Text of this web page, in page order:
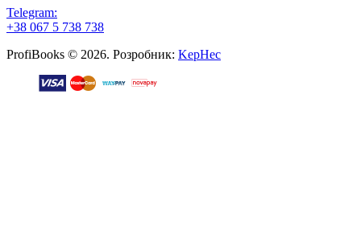
Telegram:
+38 067 5 738 738
ProfiBooks © 2026. Розробник: KepHec